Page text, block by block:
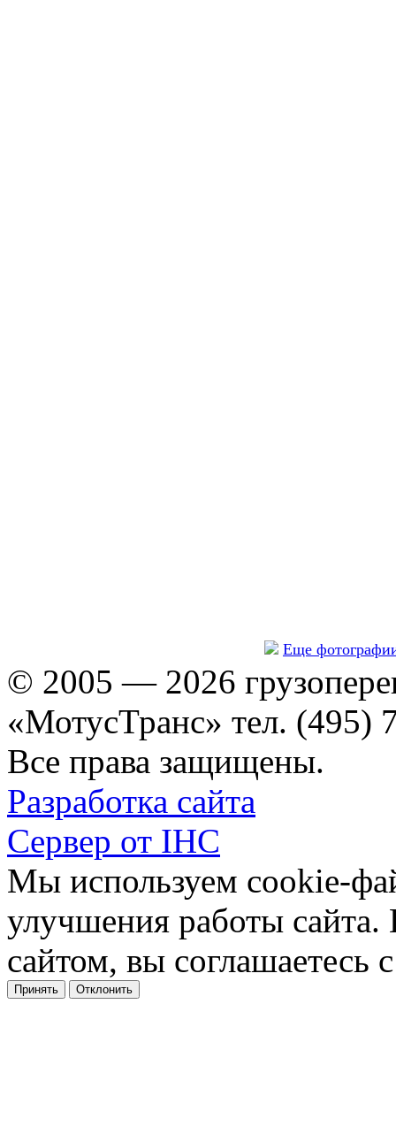
Еще
© 2005 — 2026
«МотусТранс» тел. (495)
Все права защищены.
Разработка сайта
Сервер от IHC
Мы используем cookie-
улучшения работы сайта.
сайтом, вы соглашаетесь
Принять Отклонить